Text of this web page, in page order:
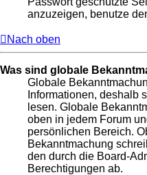
anzuzeigen, benutze
Nach oben
Was sind globale
Globale
Informationen, deshalb
lesen. Globale
oben in jedem Forum
persönlichen Bereich.
Bekanntmachung
den durch die Board-
Berechtigungen ab.